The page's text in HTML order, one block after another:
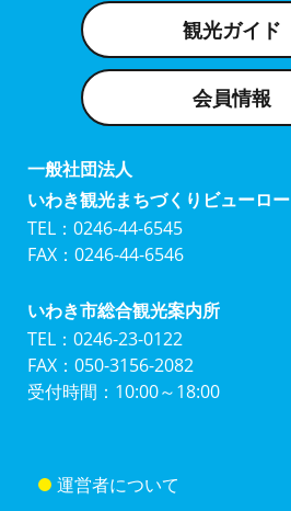
観光ガイド
会員情報
一般社団法人
いわき観光まちづくりビューロー
TEL：0246-44-6545
FAX：0246-44-6546
いわき市総合観光案内所
TEL：0246-23-0122
FAX：050-3156-2082
受付時間：10:00～18:00
運営者について